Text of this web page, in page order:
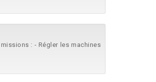
: - Régler les machines